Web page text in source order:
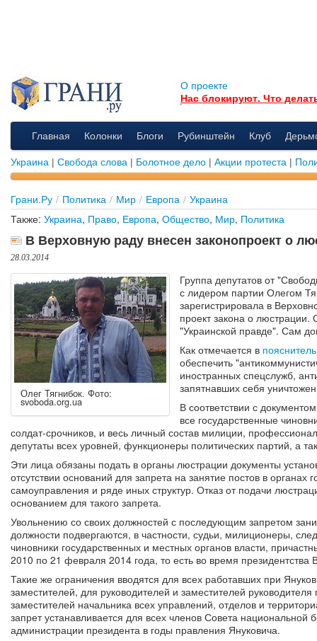
О проекте
Нас блокируют. Что
Главная Колонки Блоги Рубинштейн Клуб
Украина | Свобода слова | Болотное дело | Акции протеста |
Грани.Ру / Политика / Мир / Европа / Украина
Также: Украина, Право, Европа, Общество, Мир, Политика
В Верховную раду внесен законопроект о
28.03.2014
Олег Тягнибок. Фото:
svoboda.org.ua
Группа депутатов от
с лидером партии Олегом
зарегистрировала в
проект закона о
"Украинской правде". Сам
Как отмечается в
обеспечить
иностранных спецслужб,
запятнавших себя
В соответствии с
все государственные
солдат-срочников, и весь личный состав милиции,
депутаты всех уровней, функционеры политических партий, а
Эти лица обязаны подать в органы люстрации документы
отсутствии оснований для запрета на занятие постов в органах
самоуправления и ряде иных структур. Отказ от подачи
основанием для такого запрета.
Увольнению со своих должностей с последующим запретом
должности подвергаются, в частности, судьи, милиционеры,
чиновники государственных и местных органов власти,
2010 по 21 февраля 2014 года, то есть во время президентства
Такие же ограничения вводятся для всех работавших при
заместителей, для руководителей и заместителей
заместителей начальника всех управлений, отделов и
запрет устанавливается для всех членов Совета национальной
администрации президента в годы правления Януковича.